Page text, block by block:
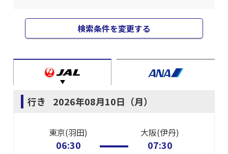
検索条件を変更する
行き 2026年08月10日（月）
東京(羽田)
06:30
大阪(伊丹)
07:30